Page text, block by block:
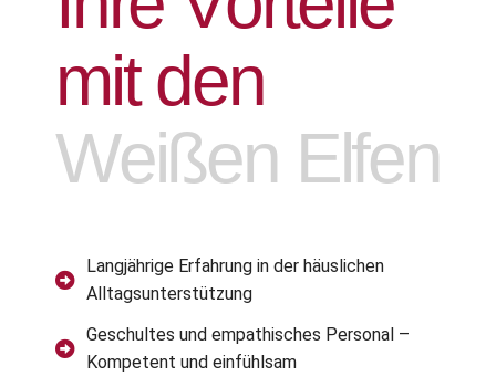
mit den
Weißen Elfen
Langjährige Erfahrung in der häuslichen
Alltagsunterstützung
Geschultes und empathisches Personal –
Kompetent und einfühlsam